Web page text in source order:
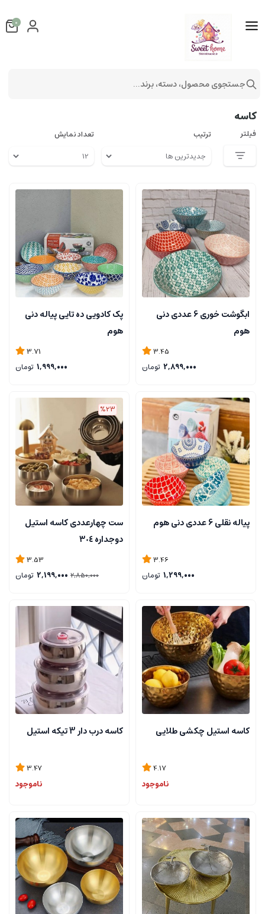
کاسه
فیلتر ترتیب تعداد نمایش
ابگوشت خوری 6 عددی دنی
هوم
3.45
2,899,000 تومان
پک کادویی ده تایی پیاله دنی
هوم
3.71
1,999,000 تومان
پیاله نقلی 6 عددی دنی هوم
3.46
1,299,000 تومان
%23
ست چهارعددی کاسه استیل
دوجداره ٣٠٤
3.53
2,850,000
2,199,000 تومان
کاسه استیل چکشی طلایی
4.17
ناموجود
کاسه درب دار 3 تیکه استیل
3.47
ناموجود
0
جستجوی محصول، دسته، برند...